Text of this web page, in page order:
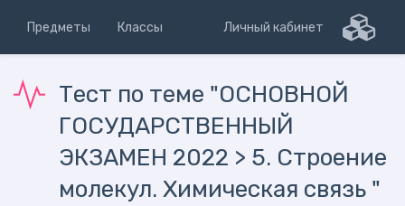
Предметы Классы Личный кабинет
Тест по теме "ОСНОВНОЙ
ГОСУДАРСТВЕННЫЙ
ЭКЗАМЕН 2022 > 5. Строение
молекул. Химическая связь "